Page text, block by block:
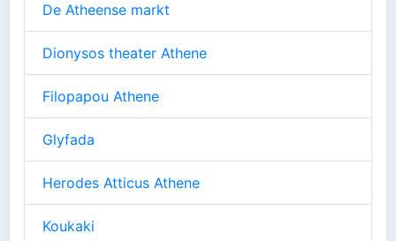
De Atheense markt
Dionysos theater Athene
Filopapou Athene
Glyfada
Herodes Atticus Athene
Koukaki